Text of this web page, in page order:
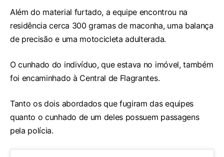
Além do material furtado, a equipe encontrou na
residência cerca 300 gramas de maconha, uma balança
de precisão e uma motocicleta adulterada.
O cunhado do indivíduo, que estava no imóvel, também
foi encaminhado à Central de Flagrantes.
Tanto os dois abordados que fugiram das equipes
quanto o cunhado de um deles possuem passagens
pela polícia.